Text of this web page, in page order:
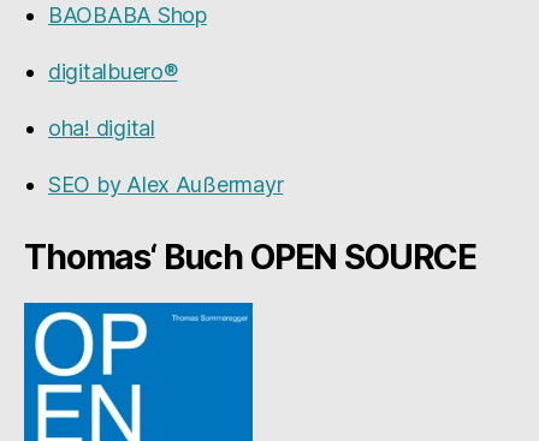
BAOBABA Shop
digitalbuero®
oha! digital
SEO by Alex Außermayr
Thomas‘ Buch OPEN SOURCE